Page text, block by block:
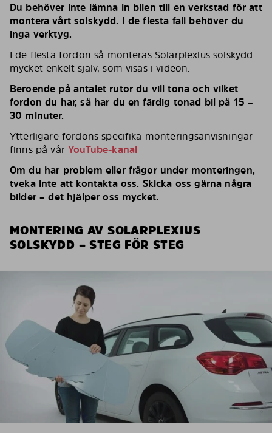
Du behöver inte lämna in bilen till en verkstad för att
montera vårt solskydd. I de flesta fall behöver du
inga verktyg.
I de flesta fordon så monteras Solarplexius solskydd
mycket enkelt själv, som visas i videon.
Beroende på antalet rutor du vill tona och vilket
fordon du har, så har du en färdig tonad bil på 15 –
30 minuter.
Ytterligare fordons specifika monteringsanvisningar
finns på vårYouTube-kanal
Om du har problem eller frågor under monteringen,
tveka inte att kontakta oss. Skicka oss gärna några
bilder – det hjälper oss mycket.
MONTERING AV SOLARPLEXIUS
SOLSKYDD – STEG FÖR STEG